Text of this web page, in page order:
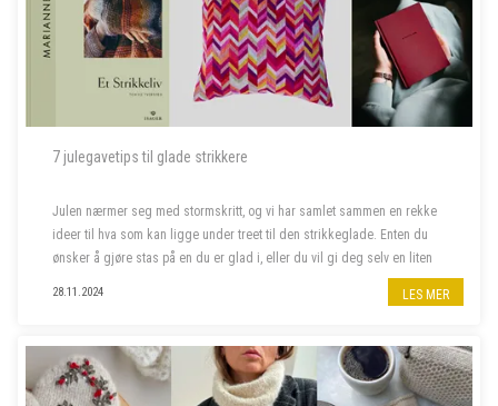
7 julegavetips til glade strikkere
Julen nærmer seg med stormskritt, og vi har samlet sammen en rekke
ideer til hva som kan ligge under treet til den strikkeglade. Enten du
ønsker å gjøre stas på en du er glad i, eller du vil gi deg selv en liten
28.11.2024 LES MER